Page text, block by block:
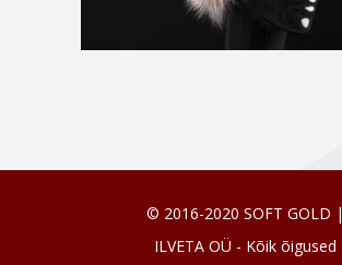
© 2016-2020 SOFT GOLD |
ILVETA OÜ - Kõik õigused